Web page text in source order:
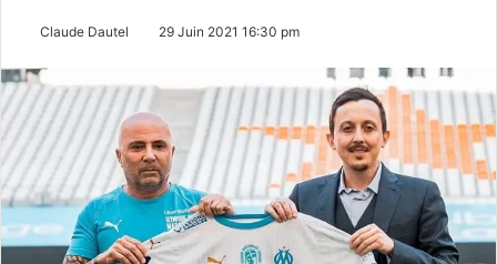
Claude Dautel 29 Juin 2021 16:30 pm